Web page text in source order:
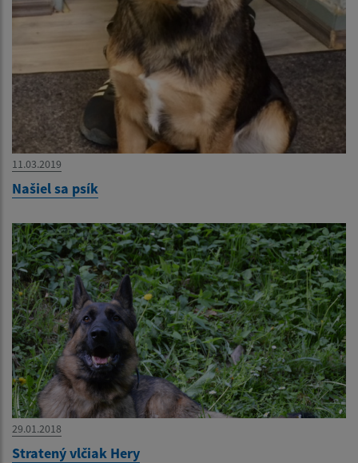
11.03.2019
Našiel sa psík
29.01.2018
Stratený vlčiak Hery